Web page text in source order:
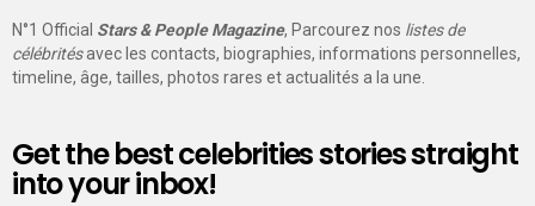
N°1 Official Stars & People Magazine, Parcourez nos listes de
célébritésavec les contacts, biographies, informations personnelles,
timeline, âge, tailles, photos rares et actualités a la une.
Get the best celebrities stories straight
into your inbox!